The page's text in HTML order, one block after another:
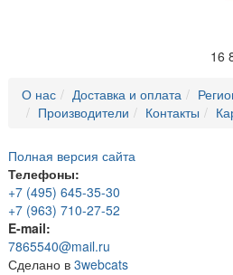
16
О нас Доставка и оплата
Производители
Контакты
Полная версия сайта
Телефоны:
+7 (495) 645-35-30
+7 (963) 710-27-52
E-mail:
7865540@mail.ru
Сделано в 3webcats